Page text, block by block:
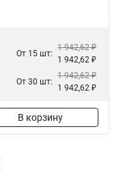
От 15 шт:
1 942,62 ₽
1 942,62 ₽
От 30 шт:
1 942,62 ₽
1 942,62 ₽
В корзину